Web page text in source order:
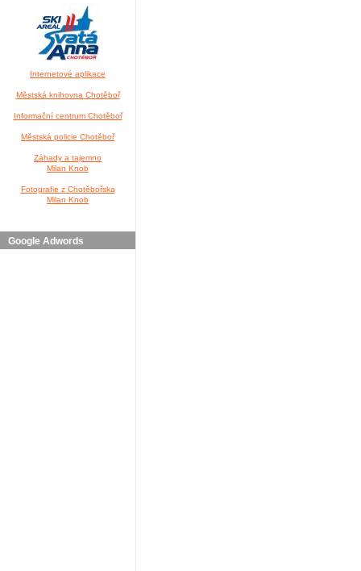
Internetové aplikace
Městská knihovna Chotěboř
Informační centrum Chotěboř
Městská policie Chotěboř
Záhady a tajemno
Milan Knob
Fotografie z Chotěbořska
Milan Knob
Google Adwords